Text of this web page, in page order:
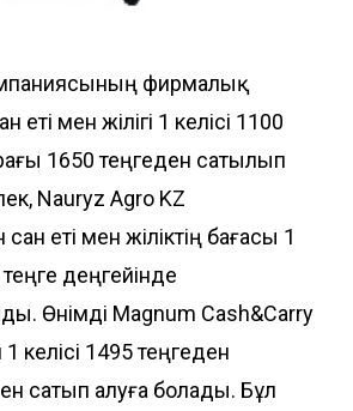
фирмалық
еті мен жілігі 1 келісі 1100
1650 теңгеден сатылып
Nauryz Agro KZ
еті мен жіліктің бағасы 1
теңге деңгейінде
Өнімді Magnum Cash&Carry
келісі 1495 теңгеден
сатып алуға болады. Бұл